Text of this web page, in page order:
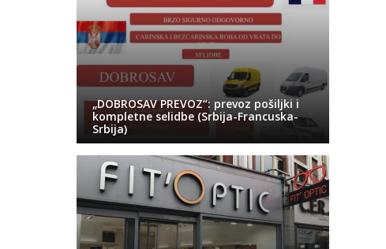
„DOBROSAV PREVOZ“: prevoz pošiljki i
kompletne selidbe (Srbija-Francuska-
Srbija)